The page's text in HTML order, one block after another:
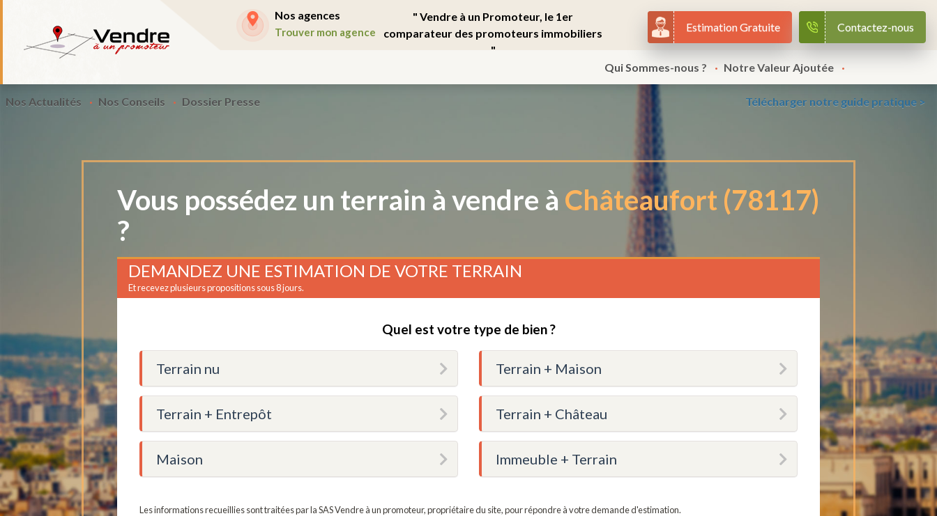
Nos agences
Trouver mon agence
" Vendre à un Promoteur, le 1er
comparateur des promoteurs immobiliers
"
Qui Sommes-nous ?
Notre Valeur Ajoutée
Nos Actualités Nos Conseils Dossier Presse Télécharger notre guide pratique >
Estimation Gratuite Contactez-nous
Vous possédez un terrain à vendre à Châteaufort (78117)
?
DEMANDEZ UNE ESTIMATION DE VOTRE TERRAIN
Et recevez plusieurs propositions sous 8 jours.
Quel est votre type de bien ?
Terrain nu Terrain + Maison
Terrain + Entrepôt Terrain + Château
Maison Immeuble + Terrain
Les informations recueillies sont traitées par la SAS Vendre à un promoteur, propriétaire du site, pour répondre à votre demande d'estimation.